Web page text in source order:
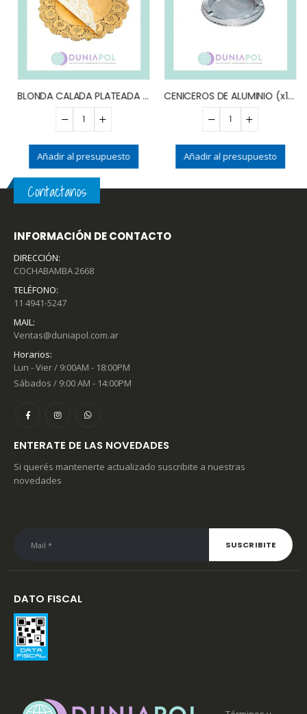
BLONDA CALADA PLATEADA 9 CM (x100)
Añadir al presupuesto
CENICEROS DE ALUMINIO (x100)
Añadir al presupuesto
Contactanos
INFORMACIÓN DE CONTACTO
DIRECCIÓN:
COCHABAMBA 2668
TELÉFONO:
11 4941-5247
MAIL:
Ventas@duniapol.com.ar
Horarios:
Lun - Vier / 9:00AM - 18:00PM
Sábados / 9:00 AM - 14:00PM
ENTERATE DE LAS NOVEDADES
Si querés mantenerte actualizado suscribite a nuestras
novedades
DATO FISCAL